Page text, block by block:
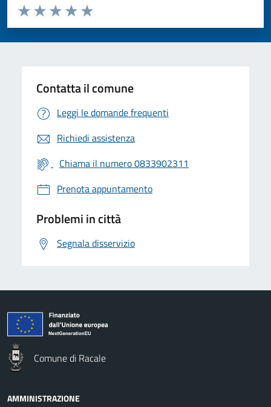
Valuta da 1 a 5 stelle la pagina
Valuta 5 stelle su 5
Valuta 4 stelle su 5
Valuta 3 stelle su 5
Valuta 2 stelle su 5
Valuta 1 stelle su 5
Contatta il comune
Leggi le domande frequenti
Richiedi assistenza
Chiama il numero 0833902311
Prenota appuntamento
Problemi in città
Segnala disservizio
Comune di Racale
AMMINISTRAZIONE